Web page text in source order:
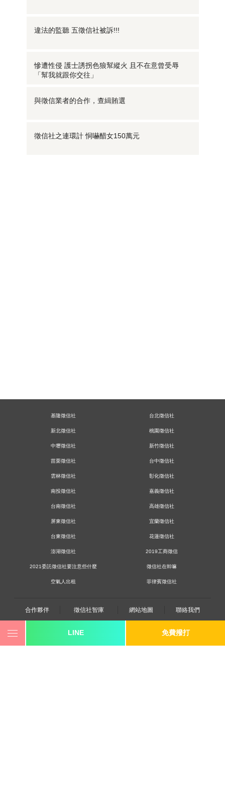
違法的監聽 五徵信社被訴!!!
慘遭性侵 護士誘拐色狼幫縱火 且不在意曾受辱
「幫我就跟你交往」
與徵信業者的合作，查緝賄選
徵信社之連環計 恫嚇醋女150萬元
LINE 免費撥打
基隆徵信社 台北徵信社
新北徵信社 桃園徵信社
中壢徵信社 新竹徵信社
苗栗徵信社 台中徵信社
雲林徵信社 彰化徵信社
南投徵信社 嘉義徵信社
台南徵信社 高雄徵信社
屏東徵信社 宜蘭徵信社
台東徵信社 花蓮徵信社
澎湖徵信社 2019工商徵信
2021委託徵信社要注意些什麼 徵信社在幹嘛
空氣人出租 菲律賓徵信社
合作夥伴 徵信社智庫 網站地圖 聯絡我們
0800-250-555 revote990109@gmail.com
youtube twitter facebook line